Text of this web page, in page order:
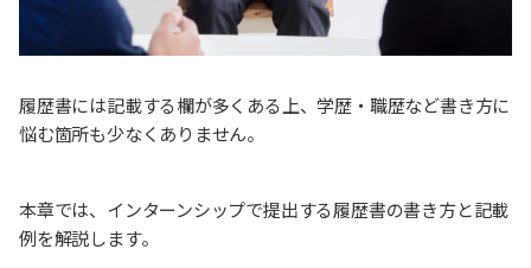
履歴書には記載する欄が多くある上、学歴・職歴など書き方に
悩む箇所も少なくありません。
本章では、インターンシップで提出する履歴書の書き方と記載
例を解説します。